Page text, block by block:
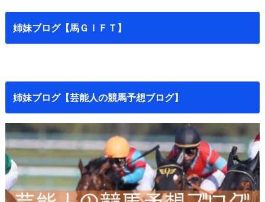
姉妹ブログ【馬ＧＩＦＴ】
姉妹ブログ【芸能人の競馬予想ブログ】